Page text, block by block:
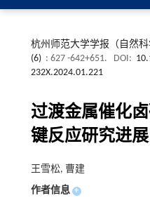
杭州师范大学学报（自然科
(6) : 627 -642+651. DOI:
232X.2024.01.221
过渡金属催化
键反应研究进展
王雪松, 曹建
作者信息 +